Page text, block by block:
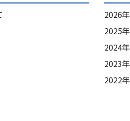
2026年
2025年
2024年
2023年
2022年